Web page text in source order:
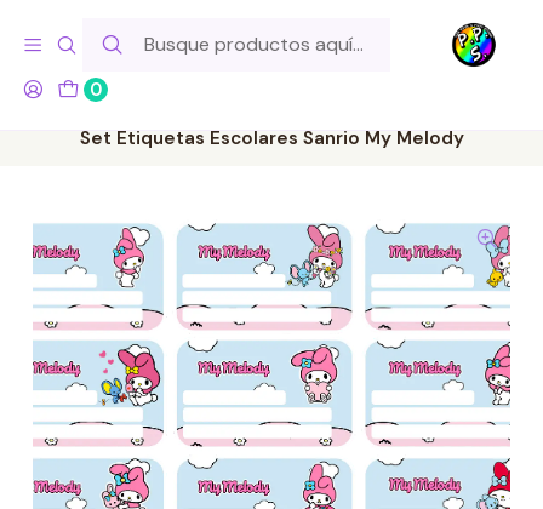
0
Hola! Si tu pedido incluye productos de fabricación propia,
ten en cuenta este tiempo para el despacho
Inicio Lo Hacemos Nosotros
Set Etiquetas Escolares Sanrio My Melody